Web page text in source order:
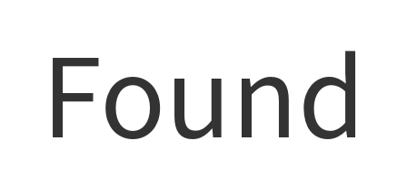
Found